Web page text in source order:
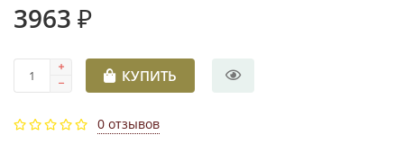
3963 ₽
КУПИТЬ
0 отзывов